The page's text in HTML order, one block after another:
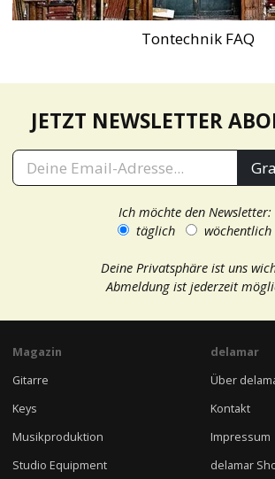
Tontechnik FAQ
JETZT NEWSLETTER
Ich möchte den Newsletter:
täglich
wöchentlich
Deine Privatsphäre ist uns
Abmeldung ist jederzeit
Magazin
Gitarre
Keys
Musikproduktion
Studio Equipment
delamar
Über
Kontakt
Impressum
delamar